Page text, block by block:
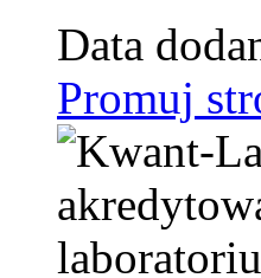
Data
Promuj